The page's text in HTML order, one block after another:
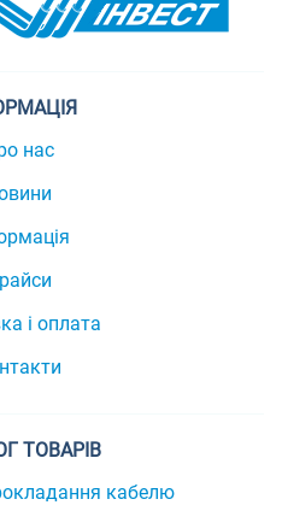
нас
і оплата
ТОВАРІВ
кабелю